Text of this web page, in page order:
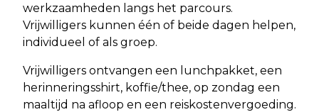
werkzaamheden langs het parcours.
Vrijwilligers kunnen één of beide dagen helpen,
individueel of als groep.
Vrijwilligers ontvangen een lunchpakket, een
herinneringsshirt, koffie/thee, op zondag een
maaltijd na afloop en een reiskostenvergoeding.